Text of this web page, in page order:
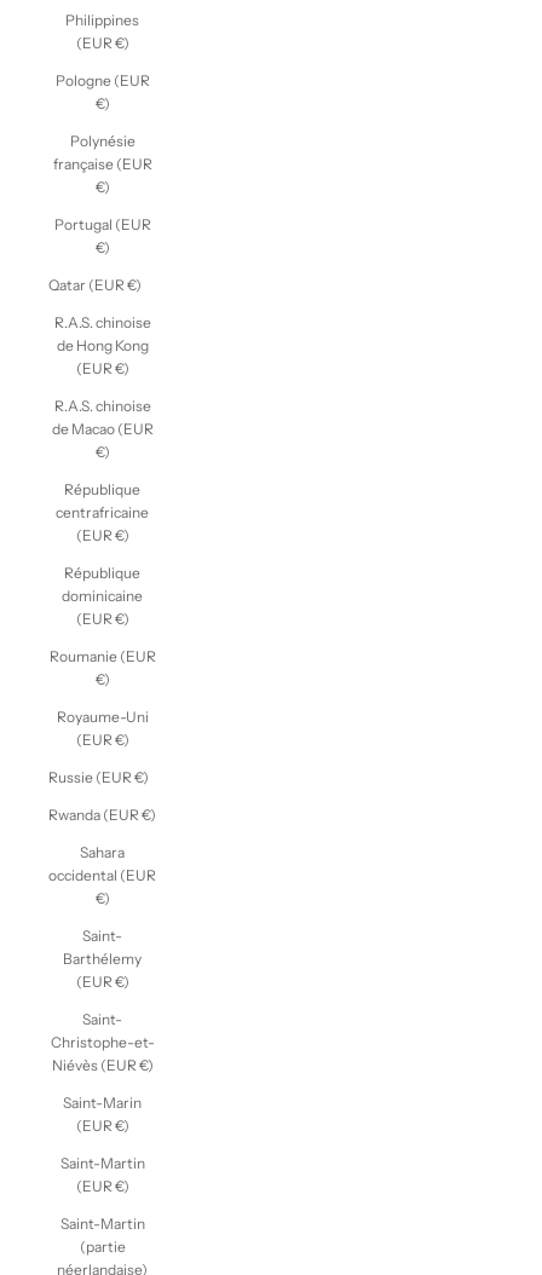
Philippines
(EUR €)
Pologne (EUR
€)
Polynésie
française (EUR
€)
Portugal (EUR
€)
Qatar (EUR €)
R.A.S. chinoise
de Hong Kong
(EUR €)
R.A.S. chinoise
de Macao (EUR
€)
République
centrafricaine
(EUR €)
République
dominicaine
(EUR €)
Roumanie (EUR
€)
Royaume-Uni
(EUR €)
Russie (EUR €)
Rwanda (EUR €)
Sahara
occidental (EUR
€)
Saint-
Barthélemy
(EUR €)
Saint-
Christophe-et-
Niévès (EUR €)
Saint-Marin
(EUR €)
Saint-Martin
(EUR €)
Saint-Martin
(partie
néerlandaise)